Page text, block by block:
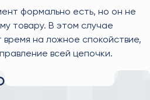
формально есть, но он не
товару. В этом случае
на ложное спокойствие,
всей цепочки.